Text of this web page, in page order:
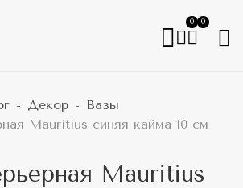
0 0
Декор
Вазы
Mauritius синяя кайма 10 см
Mauritius